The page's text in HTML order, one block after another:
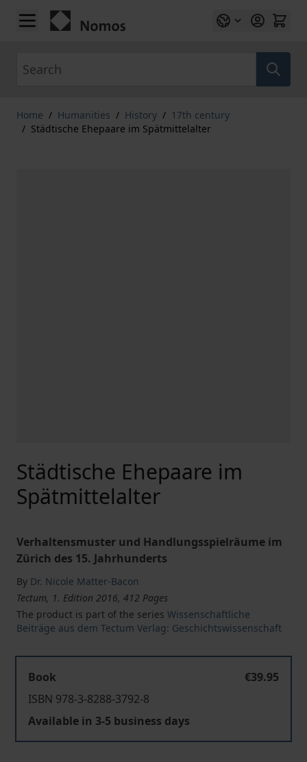
Skip to Content
Home / Humanities / History / 17th century
/ Städtische Ehepaare im Spätmittelalter
Städtische Ehepaare im
Spätmittelalter
Verhaltensmuster und Handlungsspielräume im
Zürich des 15. Jahrhunderts
By Dr. Nicole Matter-Bacon
Tectum, 1. Edition 2016, 412 Pages
The product is part of the series Wissenschaftliche
Beiträge aus dem Tectum Verlag: Geschichtswissenschaft
Book
€39.95
ISBN 978-3-8288-3792-8
Available in 3-5 business days